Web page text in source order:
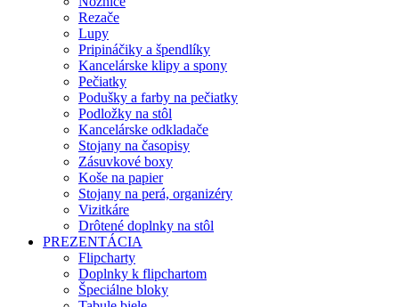
Rezače
Lupy
Pripináčiky a špendlíky
Kancelárske klipy a spony
Pečiatky
Podušky a farby na pečiatky
Podložky na stôl
Kancelárske odkladače
Stojany na časopisy
Zásuvkové boxy
Koše na papier
Stojany na perá, organizéry
Vizitkáre
Drôtené doplnky na stôl
PREZENTÁCIA
Flipcharty
Doplnky k flipchartom
Špeciálne bloky